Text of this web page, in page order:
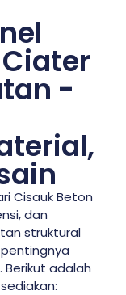
-
Cisauk Beton
dan
struktural
adalah